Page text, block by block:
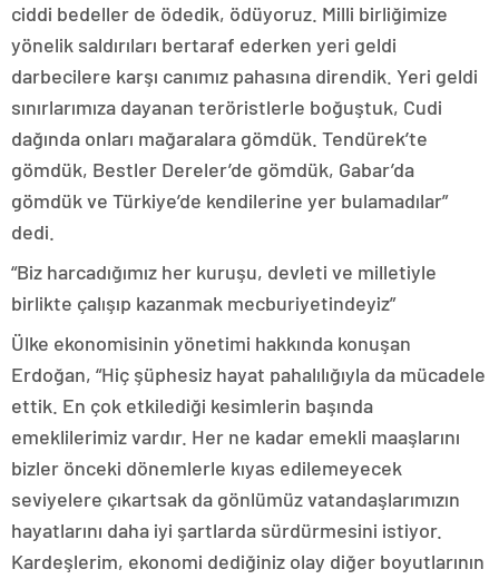
ciddi bedeller de ödedik, ödüyoruz. Milli birliğimize
yönelik saldırıları bertaraf ederken yeri geldi
darbecilere karşı canımız pahasına direndik. Yeri geldi
sınırlarımıza dayanan teröristlerle boğuştuk, Cudi
dağında onları mağaralara gömdük. Tendürek’te
gömdük, Bestler Dereler’de gömdük, Gabar’da
gömdük ve Türkiye’de kendilerine yer bulamadılar”
dedi.
“Biz harcadığımız her kuruşu, devleti ve milletiyle
birlikte çalışıp kazanmak mecburiyetindeyiz”
Ülke ekonomisinin yönetimi hakkında konuşan
Erdoğan, “Hiç şüphesiz hayat pahalılığıyla da mücadele
ettik. En çok etkilediği kesimlerin başında
emeklilerimiz vardır. Her ne kadar emekli maaşlarını
bizler önceki dönemlerle kıyas edilemeyecek
seviyelere çıkartsak da gönlümüz vatandaşlarımızın
hayatlarını daha iyi şartlarda sürdürmesini istiyor.
Kardeşlerim, ekonomi dediğiniz olay diğer boyutlarının